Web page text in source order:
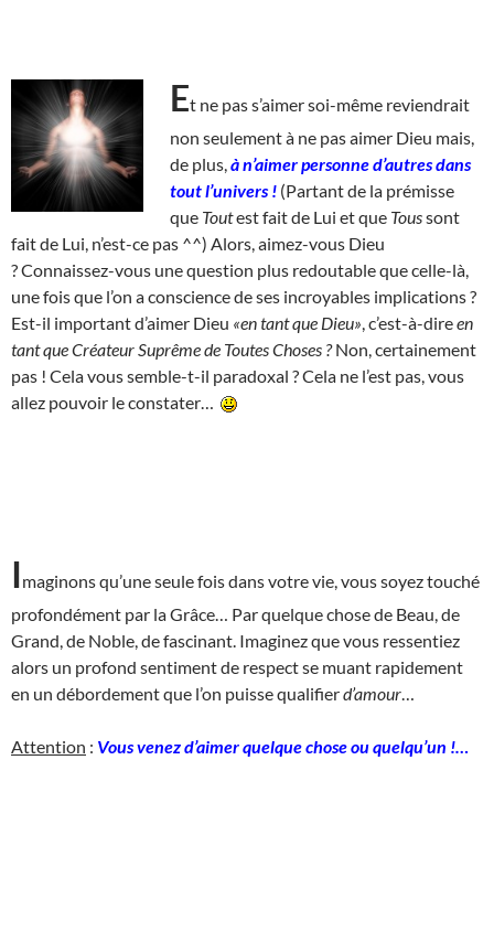
Et ne pas s’aimer soi-même reviendrait
non seulement à ne pas aimer Dieu mais,
de plus, à n’aimer personne d’autres dans
tout l’univers ! (Partant de la prémisse
que Toutest fait de Lui et que Toussont
fait de Lui, n’est-ce pas ^^) Alors, aimez-vous Dieu
? Connaissez-vous une question plus redoutable que celle-là,
une fois que l’on a conscience de ses incroyables implications ?
Est-il important d’aimer Dieu «en tant que Dieu» , c’est-à-direen
tant que Créateur Suprême de Toutes Choses ?Non, certainement
pas ! Cela vous semble-t-il paradoxal ? Cela ne l’est pas, vous
allez pouvoir le constater…
Imaginons qu’une seule fois dans votre vie, vous soyez touché
profondément par la Grâce… Par quelque chose de Beau, de
Grand, de Noble, de fascinant. Imaginez que vous ressentiez
alors un profond sentiment de respect se muant rapidement
en un débordement que l’on puisse qualifierd’amour
Attention : Vous venez d’aimer quelque chose ou quelqu’un !…